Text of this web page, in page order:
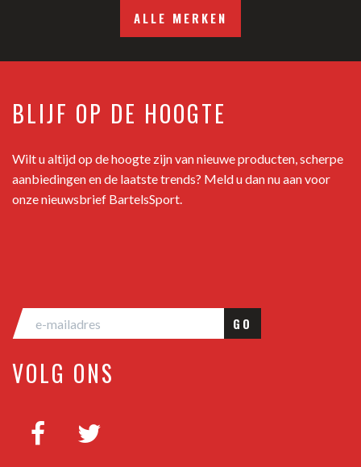
ALLE MERKEN
BLIJF OP DE HOOGTE
Wilt u altijd op de hoogte zijn van nieuwe producten, scherpe
aanbiedingen en de laatste trends? Meld u dan nu aan voor
onze nieuwsbrief BartelsSport.
GO
VOLG ONS